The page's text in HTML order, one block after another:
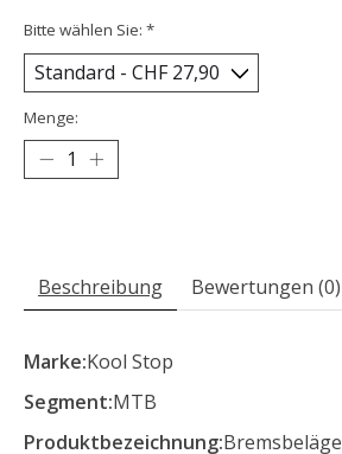
Bitte wählen Sie: *
Menge:
Beschreibung Bewertungen (0)
Marke:Kool Stop
Segment:MTB
Produktbezeichnung:Bremsbeläge